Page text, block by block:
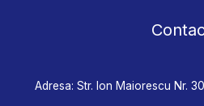
Adresa: Str. Ion Maiorescu Nr.